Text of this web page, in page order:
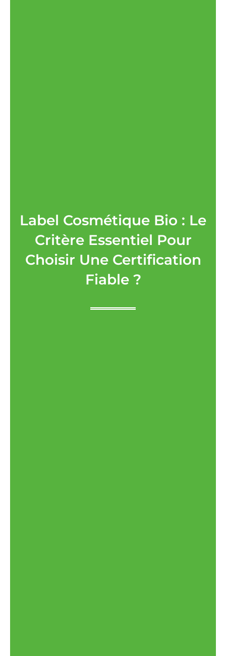
Label Cosmétique Bio : Le
Critère Essentiel Pour
Choisir Une Certification
Fiable ?